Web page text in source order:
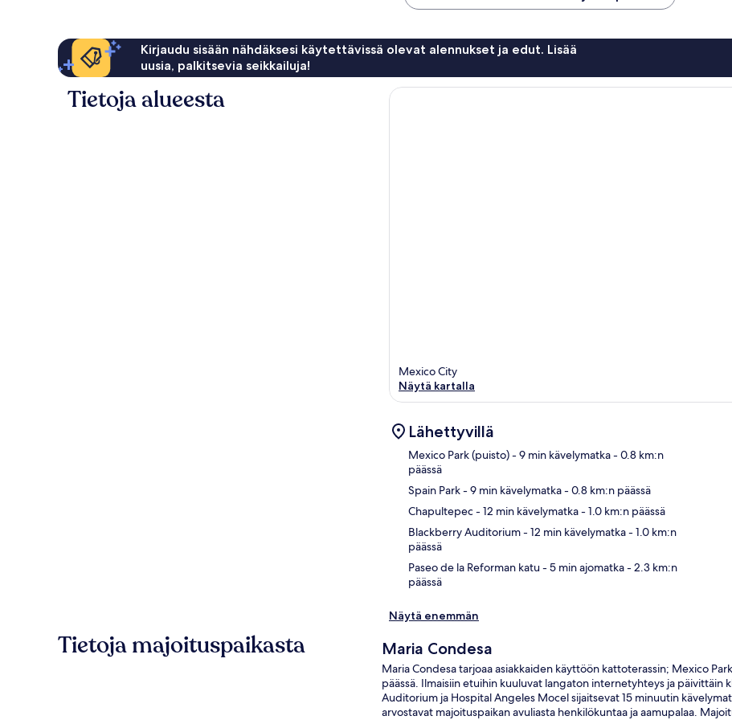
Kirjaudu sisään nähdäksesi käytettävissä olevat alennukset ja edut. Lisää
uusia, palkitsevia seikkailuja!
Tietoja alueesta
Mexico City
Näytä kartalla
Lähettyvillä
Mexico Park (puisto)- 9 min kävelymatka- 0.8 km:n
päässä
Spain Park- 9 min kävelymatka- 0.8 km:n päässä
Chapultepec- 12 min kävelymatka- 1.0 km:n päässä
Blackberry Auditorium- 12 min kävelymatka- 1.0 km:n
päässä
Paseo de la Reforman katu- 5 min ajomatka- 2.3 km:n
päässä
Näytä enemmän
Tietoja majoituspaikasta Maria Condesa
Maria Condesa tarjoaa asiakkaiden käyttöön kattoterassin; Mexico
päässä. Ilmaisiin etuihin kuuluvat langaton internetyhteys ja
Auditorium ja Hospital Angeles Mocel sijaitsevat 15 minuutin
arvostavat majoituspaikan avuliasta henkilökuntaa ja aamupalaa.